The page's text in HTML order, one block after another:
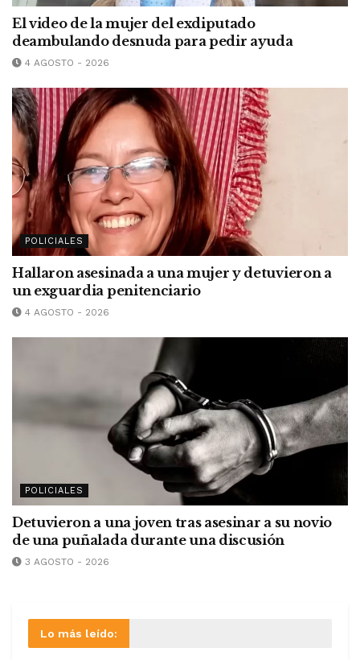
El video de la mujer del exdiputado
deambulando desnuda para pedir ayuda
4 AGOSTO - 2026
POLICIALES
Hallaron asesinada a una mujer y detuvieron a
un exguardia penitenciario
4 AGOSTO - 2026
POLICIALES
Detuvieron a una joven tras asesinar a su novio
de una puñalada durante una discusión
3 AGOSTO - 2026
Lo más leído: